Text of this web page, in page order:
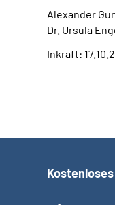
Alexander
Dr. Ursula
Inkraft: